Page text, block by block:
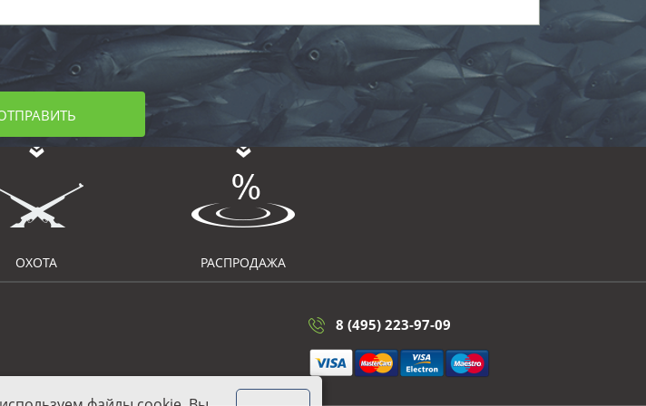
ОХОТА РАСПРОДАЖА
8 (495) 223-97-09